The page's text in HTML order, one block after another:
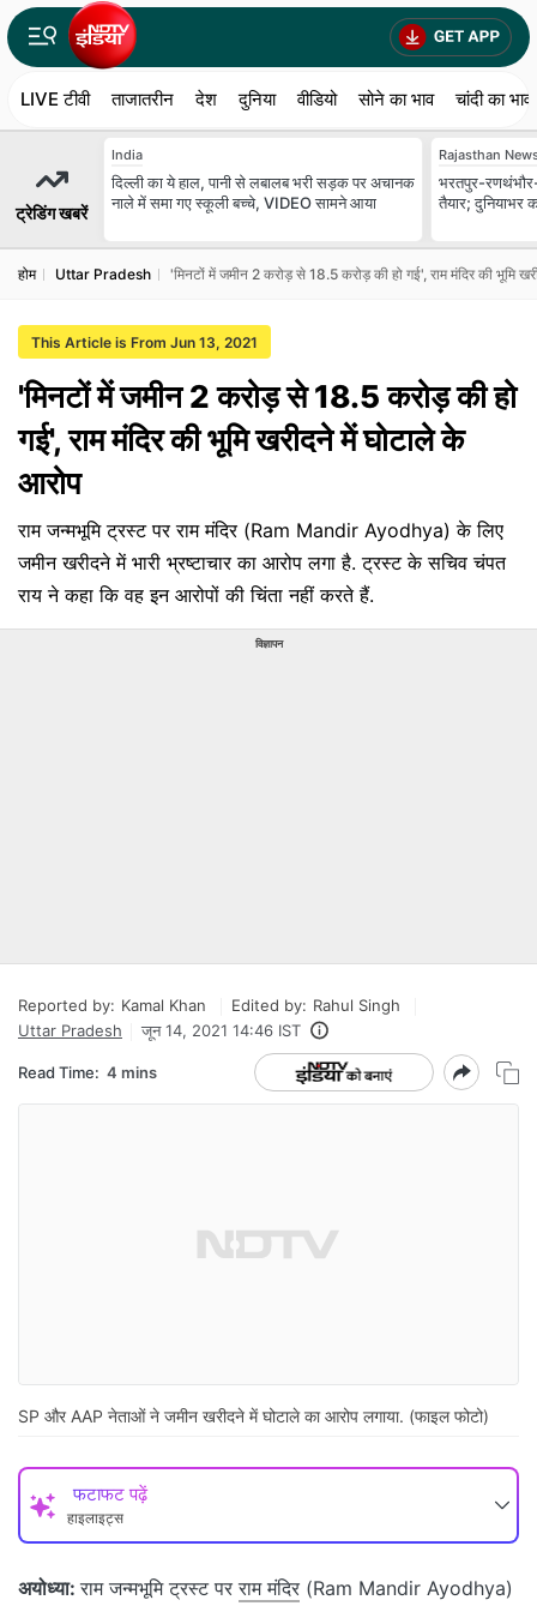
LIVE टीवी ताजातरीन देश दुनिया वीडियो सोने का भाव चांदी का भाव
ट्रेडिंग खबरें
India
दिल्ली का ये हाल, पानी से लबालब भरी सड़क पर अचानक
नाले में समा गए स्कूली बच्चे, VIDEO सामने आया
Rajasthan
भरतपुर-रणथंभौर-
तैयार; दुनियाभर
होम Uttar Pradesh 'मिनटों में जमीन 2 करोड़ से 18.5 करोड़ की हो गई', राम मंदिर की भूमि
This Article is From Jun 13, 2021
'मिनटों में जमीन 2 करोड़ से 18.5 करोड़ की हो
गई', राम मंदिर की भूमि खरीदने में घोटाले के
आरोप
राम जन्मभूमि ट्रस्ट पर राम मंदिर (Ram Mandir Ayodhya) के लिए
जमीन खरीदने में भारी भ्रष्टाचार का आरोप लगा है. ट्रस्ट के सचिव चंपत
राय ने कहा कि वह इन आरोपों की चिंता नहीं करते हैं.
विज्ञापन
Reported by: Kamal Khan Edited by: Rahul Singh
Uttar Pradesh
जून 14, 2021 14:46 IST
Read Time: 4 mins
SP और AAP नेताओं ने जमीन खरीदने में घोटाले का आरोप लगाया. (फाइल फोटो)
फटाफट पढ़ें
हाइलाइट्स
अयोध्या: राम जन्मभूमि ट्रस्ट परराम मंदिर (Ram Mandir Ayodhya)